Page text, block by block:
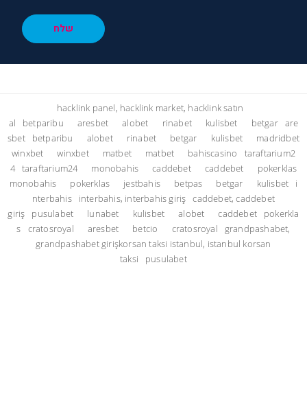
שלח
hacklink panel, hacklink market, hacklink satın
al
betparibu aresbet alobet rinabet kulisbet betgar
are
sbet
betparibu alobet rinabet betgar kulisbet
madridbet
winxbet
winxbet matbet matbet bahiscasino
taraftarium2
4 taraftarium24 monobahis caddebet caddebet
pokerklas
monobahis
pokerklas jestbahis betpas betgar kulisbet
i
nterbahis
interbahis, interbahis giriş
caddebet, caddebet
giriş
pusulabet lunabet kulisbet alobet caddebet
pokerkla
s
cratosroyal aresbet betcio cratosroyal
grandpashabet,
grandpashabet girişkorsan taksi istanbul, istanbul korsan
taksi
pusulabet